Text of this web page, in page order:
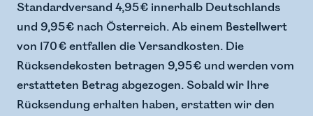
Standardversand 4,95 € innerhalb Deutschlands
und 9,95 € nach Österreich. Ab einem Bestellwert
von 170 € entfallen die Versandkosten. Die
Rücksendekosten betragen 9,95 € und werden vom
erstatteten Betrag abgezogen. Sobald wir Ihre
Rücksendung erhalten haben, erstatten wir den